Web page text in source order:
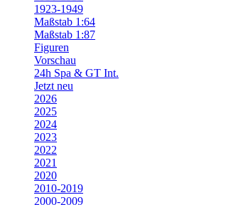
1923-1949
Maßstab 1:64
Maßstab 1:87
Figuren
Vorschau
24h Spa & GT Int.
Jetzt neu
2026
2025
2024
2023
2022
2021
2020
2010-2019
2000-2009